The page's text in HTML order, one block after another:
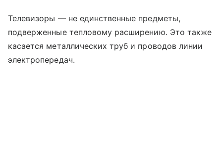
Телевизоры — не единственные предметы,
подверженные тепловому расширению. Это также
касается металлических труб и проводов линии
электропередач.